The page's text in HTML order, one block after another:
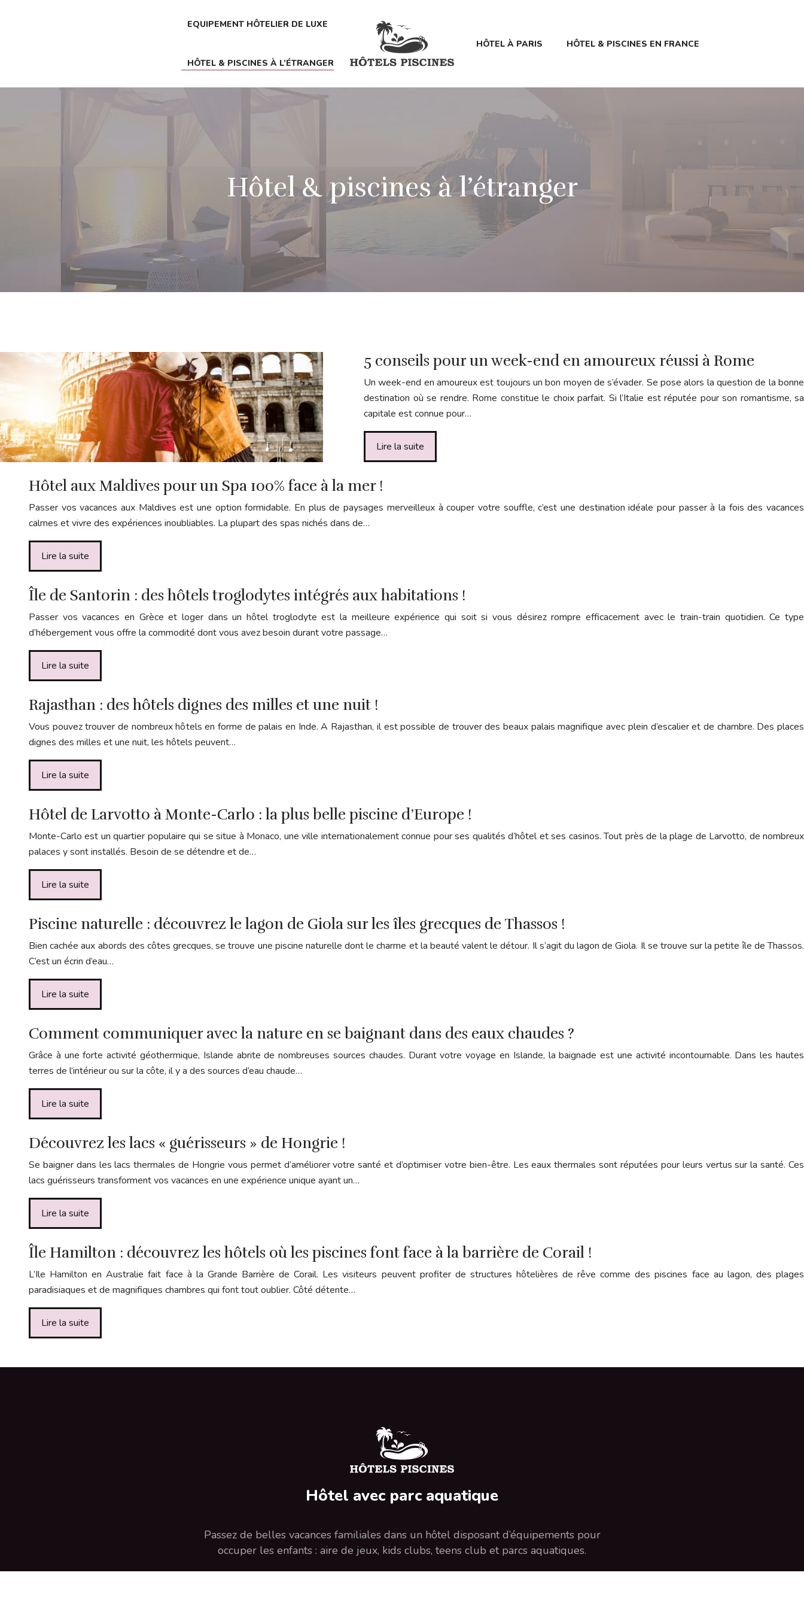
EQUIPEMENT HÔTELIER DE LUXE
HÔTEL & PISCINES À L’ÉTRANGER
HÔTEL À PARIS HÔTEL & PISCINES EN FRANCE
Hôtel & piscines à l’étranger
5 conseils pour un week-end en amoureux réussi à Rome
Un week-end en amoureux est toujours un bon moyen de s’évader. Se pose alors la question de la bonne
destination où se rendre. Rome constitue le choix parfait. Si l’Italie est réputée pour son romantisme, sa
capitale est connue pour…
Lire la suite
Hôtel aux Maldives pour un Spa 100% face à la mer !
Passer vos vacances aux Maldives est une option formidable. En plus de paysages merveilleux à couper votre souffle, c’est une destination idéale pour passer à la fois des vacances
calmes et vivre des expériences inoubliables. La plupart des spas nichés dans de…
Lire la suite
Île de Santorin : des hôtels troglodytes intégrés aux habitations !
Passer vos vacances en Grèce et loger dans un hôtel troglodyte est la meilleure expérience qui soit si vous désirez rompre efficacement avec le train-train quotidien. Ce type
d’hébergement vous offre la commodité dont vous avez besoin durant votre passage…
Lire la suite
Rajasthan : des hôtels dignes des milles et une nuit !
Vous pouvez trouver de nombreux hôtels en forme de palais en Inde. A Rajasthan, il est possible de trouver des beaux palais magnifique avec plein d’escalier et de chambre. Des places
dignes des milles et une nuit, les hôtels peuvent…
Lire la suite
Hôtel de Larvotto à Monte-Carlo : la plus belle piscine d’Europe !
Monte-Carlo est un quartier populaire qui se situe à Monaco, une ville internationalement connue pour ses qualités d’hôtel et ses casinos. Tout près de la plage de Larvotto, de nombreux
palaces y sont installés. Besoin de se détendre et de…
Lire la suite
Piscine naturelle : découvrez le lagon de Giola sur les îles grecques de Thassos !
Bien cachée aux abords des côtes grecques, se trouve une piscine naturelle dont le charme et la beauté valent le détour. Il s’agit du lagon de Giola. Il se trouve sur la petite île de Thassos.
C’est un écrin d’eau…
Lire la suite
Comment communiquer avec la nature en se baignant dans des eaux chaudes ?
Grâce à une forte activité géothermique, Islande abrite de nombreuses sources chaudes. Durant votre voyage en Islande, la baignade est une activité incontournable. Dans les hautes
terres de l’intérieur ou sur la côte, il y a des sources d’eau chaude…
Lire la suite
Découvrez les lacs « guérisseurs » de Hongrie !
Se baigner dans les lacs thermales de Hongrie vous permet d’améliorer votre santé et d’optimiser votre bien-être. Les eaux thermales sont réputées pour leurs vertus sur la santé. Ces
lacs guérisseurs transforment vos vacances en une expérience unique ayant un…
Lire la suite
Île Hamilton : découvrez les hôtels où les piscines font face à la barrière de Corail !
L’Ile Hamilton en Australie fait face à la Grande Barrière de Corail. Les visiteurs peuvent profiter de structures hôtelières de rêve comme des piscines face au lagon, des plages
paradisiaques et de magnifiques chambres qui font tout oublier. Côté détente…
Lire la suite
Hôtel avec parc aquatique
Passez de belles vacances familiales dans un hôtel disposant d’équipements pour
occuper les enfants : aire de jeux, kids clubs, teens club et parcs aquatiques.